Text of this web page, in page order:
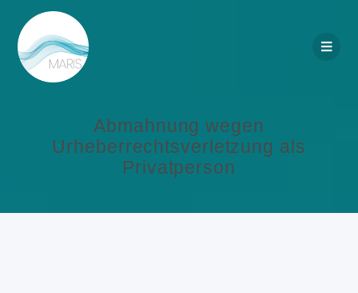
Abmahnung wegen
Urheberrechtsverletzung als
Privatperson